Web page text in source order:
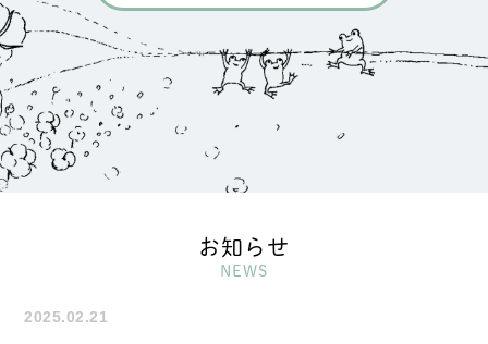
お知らせ
NEWS
2025.02.21